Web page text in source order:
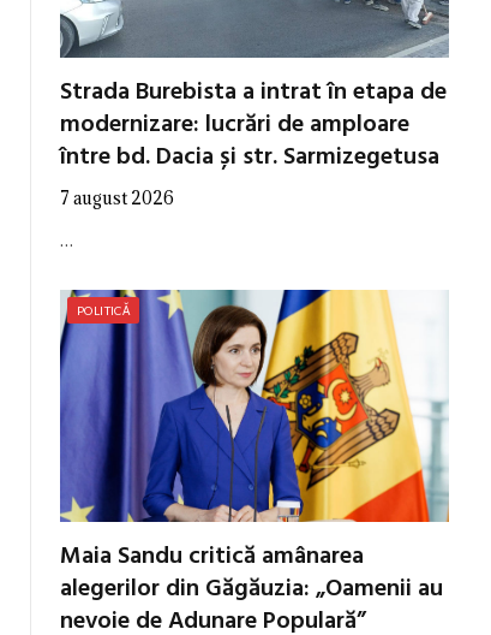
Strada Burebista a intrat în etapa de
modernizare: lucrări de amploare
între bd. Dacia și str. Sarmizegetusa
7 august 2026
…
POLITICĂ
Maia Sandu critică amânarea
alegerilor din Găgăuzia: „Oamenii au
nevoie de Adunare Populară”